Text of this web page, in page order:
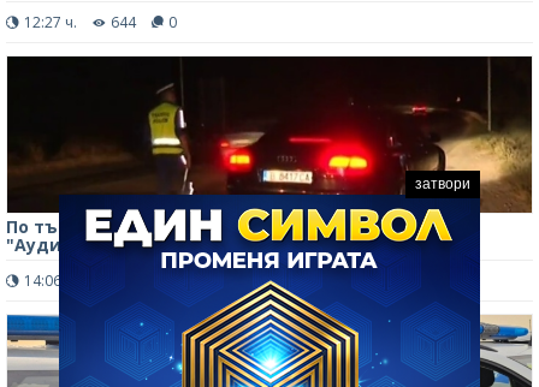
12:27 ч. 644 0
По тъмна доба: Спипаха пиян да върти волана на
"Ауди" в Монтана, арестуваха го
14:06 ч. 0
затвори